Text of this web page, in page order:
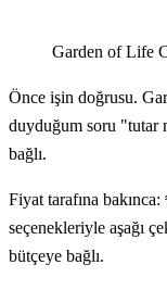
Garden of Life
Önce işin doğrusu.
duyduğum soru "tutar
bağlı.
Fiyat tarafına
seçenekleriyle aşağı
bütçeye bağlı.